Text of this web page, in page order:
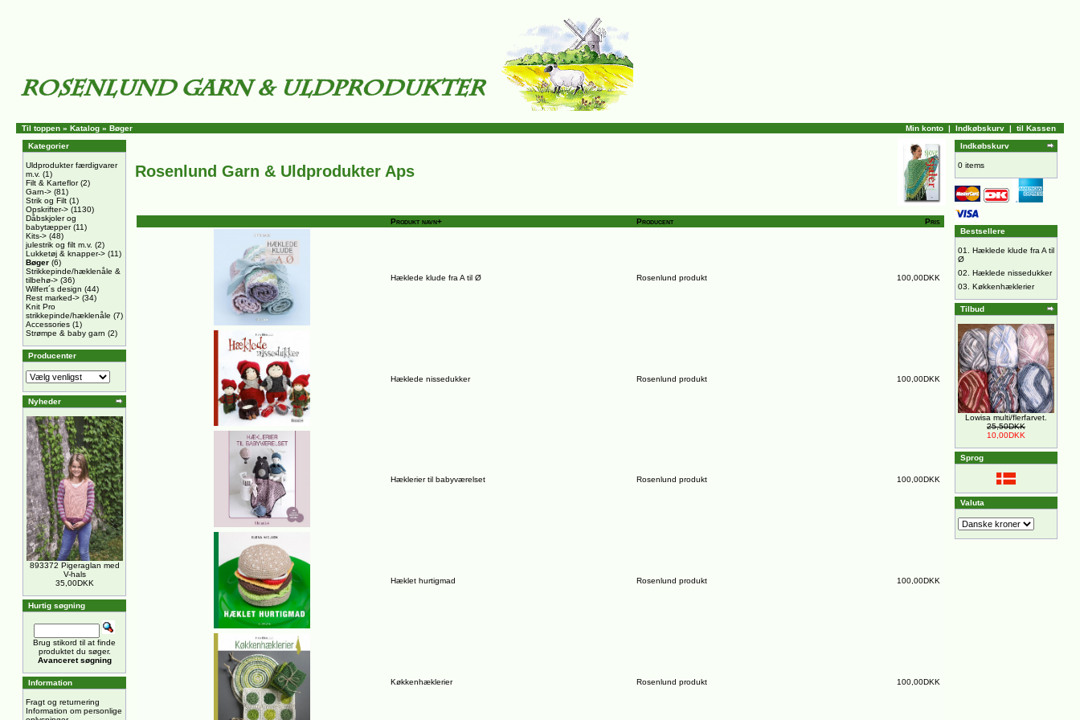
Til toppen » Katalog » Bøger Min konto | Indkøbskurv | til Kassen
Kategorier
Uldprodukter færdigvarer
m.v. (1)
Filt & Karteflor(2)
Garn-> (81)
Strik og Filt (1)
Opskrifter-> (1130)
Dåbskjoler og
babytæpper(11)
Kits-> (48)
julestrik og filt m.v. (2)
Lukketøj & knapper-> (11)
Bøger (6)
Strikkepinde/hæklenåle &
tilbehø-> (36)
Wilfert´s design (44)
Rest marked-> (34)
Knit Pro
strikkepinde/hæklenåle (7)
Accessories (1)
Strømpe & baby garn (2)
Producenter
Nyheder
893372 Pigeraglan med
V-hals
35,00DKK
Hurtig søgning
Brug stikord til at finde
produktet du søger.
Avanceret søgning
Information
Fragt og returnering
Information om personlige
Rosenlund Garn & Uldprodukter Aps
Produkt navn+ Producent Pris
Hæklede klude fra A til Ø Rosenlund produkt 100,00DKK
Hæklede nissedukker Rosenlund produkt 100,00DKK
Hæklerier til babyværelset Rosenlund produkt 100,00DKK
Hæklet hurtigmad Rosenlund produkt 100,00DKK
Køkkenhæklerier Rosenlund produkt 100,00DKK
Indkøbskurv
0 items
Bestsellere
01. Hæklede klude fra A til
Ø
02. Hæklede nissedukker
03. Køkkenhæklerier
Tilbud
Lowisa multi/flerfarvet.
25,50DKK
10,00DKK
Sprog
Valuta